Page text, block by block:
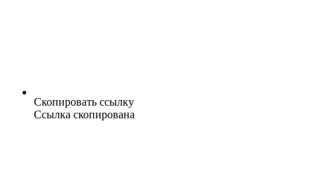
Скопировать ссылку
Ссылка скопирована